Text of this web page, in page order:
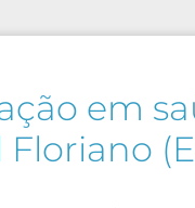
em